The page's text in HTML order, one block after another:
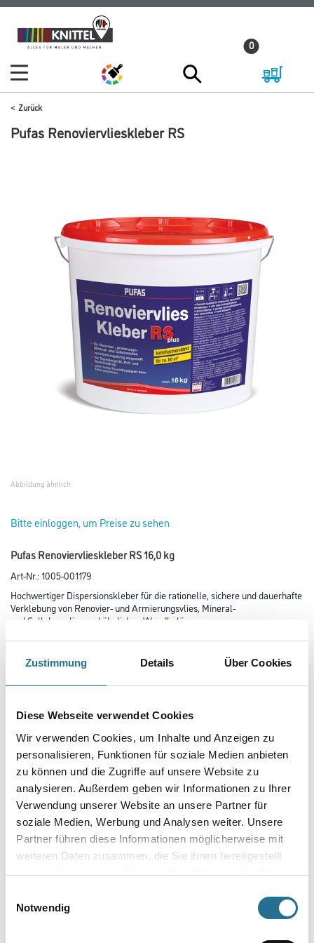
Zustimmung Details Über Cookies
Diese Webseite verwendet Cookies
Wir verwenden Cookies, um Inhalte und Anzeigen zu
personalisieren, Funktionen für soziale Medien anbieten
zu können und die Zugriffe auf unsere Website zu
analysieren. Außerdem geben wir Informationen zu Ihrer
Verwendung unserer Website an unsere Partner für
soziale Medien, Werbung und Analysen weiter. Unsere
Partner führen diese Informationen möglicherweise mit
weiteren Daten zusammen, die Sie ihnen bereitgestellt
haben oder die sie im Rahmen Ihrer Nutzung der Dienste
Notwendig
Zum
Inhalt
Zum
Navigationsmenü
0
Zurück
Pufas Renoviervlieskleber RS
Abbildung ähnlich
Bitte einloggen, um Preise zu sehen
Pufas Renoviervlieskleber RS 16,0 kg
Art-Nr.:1005-001179
Hochwertiger Dispersionskleber für die rationelle, sichere und dauerhafte
Verklebung von Renovier- und Armierungsvlies, Mineral-
und Cellulosevlies und ähnlichen Wandbelägen.
Umrechnungsfaktoren